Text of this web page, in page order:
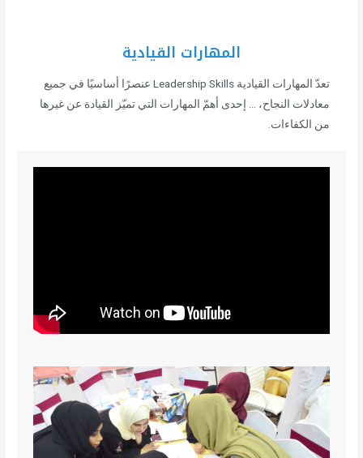
المهارات القيادية
تعدّ المهارات القيادية Leadership Skills عنصرًا أساسيًا في جميع
معادلات النجاح، ... إحدى أهمّ المهارات التي تميّز القيادة عن غيرها
من الكفاءات.